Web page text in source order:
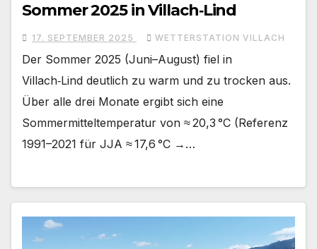
Sommer 2025 in Villach‑Lind
17. SEPTEMBER 2025 WETTERSTATION VILLACH
Der Sommer 2025 (Juni–August) fiel in
Villach‑Lind deutlich zu warm und zu trocken aus.
Über alle drei Monate ergibt sich eine
Sommermitteltemperatur von ≈ 20,3 °C (Referenz
1991–2021 für JJA ≈ 17,6 °C →…